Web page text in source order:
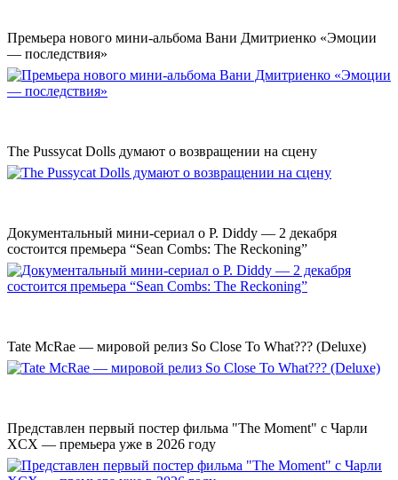
Премьера нового мини-альбома Вани Дмитриенко «Эмоции
— последствия»
The Pussycat Dolls думают о возвращении на сцену
Документальный мини-сериал о P. Diddy — 2 декабря
состоится премьера “Sean Combs: The Reckoning”
Tate McRae — мировой релиз So Close To What??? (Deluxe)
Представлен первый постер фильма "The Moment" с Чарли
XCX — премьера уже в 2026 году